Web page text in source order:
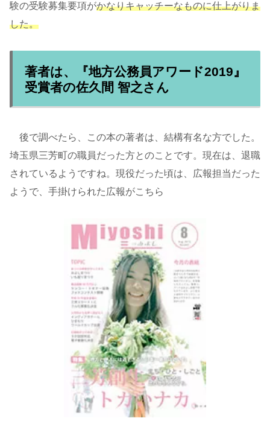
験の受験募集要項がかなりキャッチーなものに仕上がりま
した。
著者は、『地方公務員アワード2019』
受賞者の佐久間 智之さん
後で調べたら、この本の著者は、結構有名な方でした。
埼玉県三芳町の職員だった方とのことです。現在は、退職
されているようですね。現役だった頃は、広報担当だった
ようで、手掛けられた広報がこちら